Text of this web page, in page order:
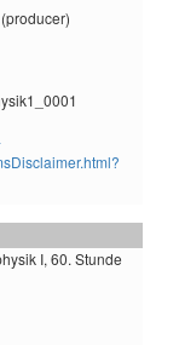
I, 60. Stunde